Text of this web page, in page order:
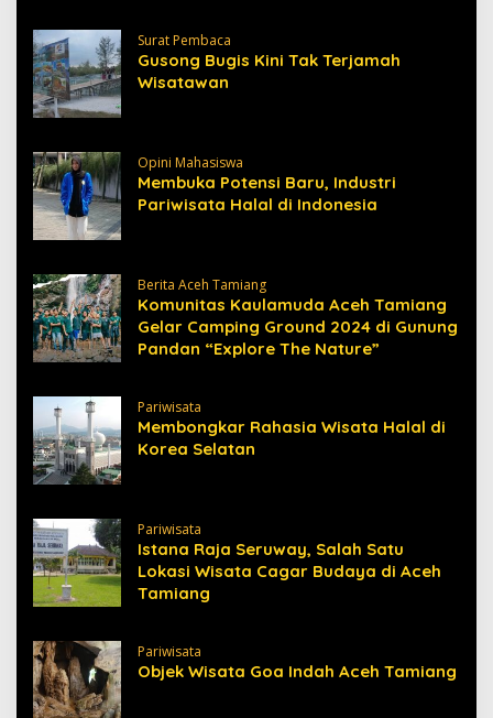
Surat Pembaca
Gusong Bugis Kini Tak Terjamah
Wisatawan
Opini Mahasiswa
Membuka Potensi Baru, Industri
Pariwisata Halal di Indonesia
Berita Aceh Tamiang
Komunitas Kaulamuda Aceh Tamiang
Gelar Camping Ground 2024 di Gunung
Pandan “Explore The Nature”
Pariwisata
Membongkar Rahasia Wisata Halal di
Korea Selatan
Pariwisata
Istana Raja Seruway, Salah Satu
Lokasi Wisata Cagar Budaya di Aceh
Tamiang
Pariwisata
Objek Wisata Goa Indah Aceh Tamiang